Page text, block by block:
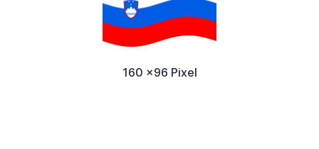
160 x96 Pixel